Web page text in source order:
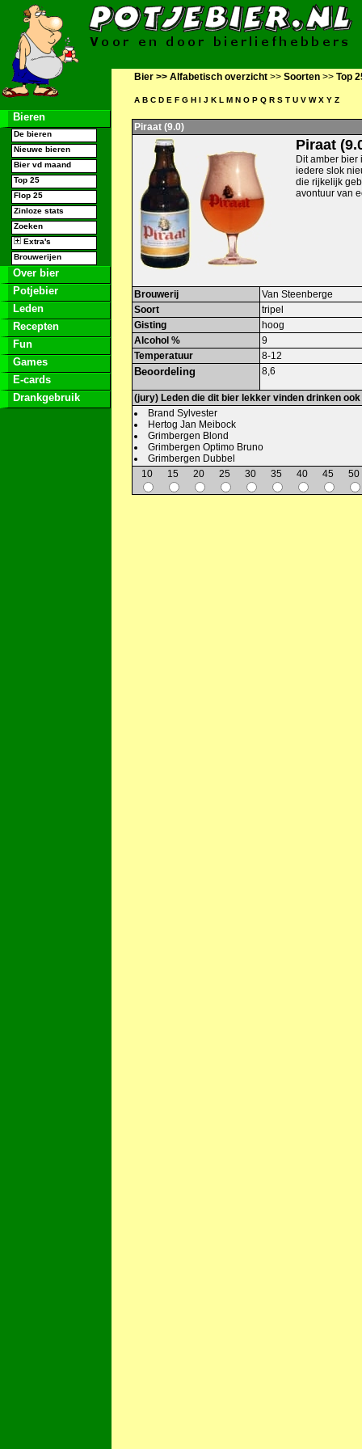
Bieren
De bieren
Nieuwe bieren
Bier vd maand
Top 25
Flop 25
Zinloze stats
Zoeken
Extra's
Brouwerijen
Over bier
Potjebier
Leden
Recepten
Fun
Games
E-cards
Drankgebruik
Bier >> Alfabetisch overzicht >> Soorten >> Top
A B C D E F G H I J K L M N O P Q R S T U V W X Y Z
Piraat (9.0)
Piraat
Dit amber bier
iedere slok
die rijkelijk
avontuur van
Brouwerij
Van Steenberge
Soort
tripel
Gisting
hoog
Alcohol %
9
Temperatuur
8-12
Beoordeling 8,6
(jury) Leden die dit bier lekker vinden drinken
Brand Sylvester
Hertog Jan Meibock
Grimbergen Blond
Grimbergen Optimo Bruno
Grimbergen Dubbel
10
15 20 25 30 35 40 45 50